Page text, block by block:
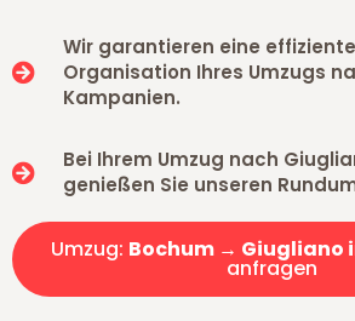
Wir garantieren eine
Organisation Ihres Umzugs
Kampanien.
Bei Ihrem Umzug nach
genießen Sie unseren
Umzug: Bochum → Giugliano
anfragen